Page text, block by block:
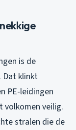
is de
Dat klinkt
PE-leidingen
volkomen veilig.
stralen die de